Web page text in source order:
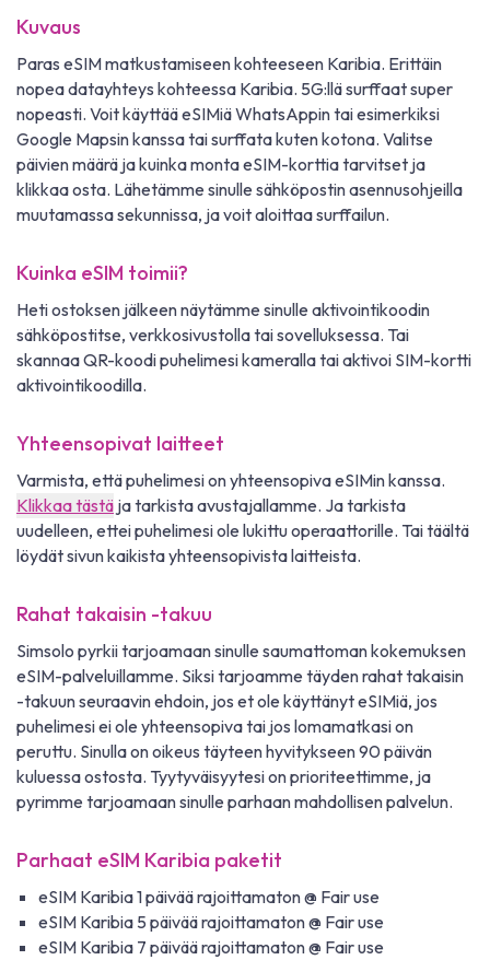
Kuvaus
Paras eSIM matkustamiseen kohteeseen Karibia. Erittäin
nopea datayhteys kohteessa Karibia. 5G:llä surffaat super
nopeasti. Voit käyttää eSIMiä WhatsAppin tai esimerkiksi
Google Mapsin kanssa tai surffata kuten kotona. Valitse
päivien määrä ja kuinka monta eSIM-korttia tarvitset ja
klikkaa osta. Lähetämme sinulle sähköpostin asennusohjeilla
muutamassa sekunnissa, ja voit aloittaa surffailun.
Kuinka eSIM toimii?
Heti ostoksen jälkeen näytämme sinulle aktivointikoodin
sähköpostitse, verkkosivustolla tai sovelluksessa. Tai
skannaa QR-koodi puhelimesi kameralla tai aktivoi SIM-kortti
aktivointikoodilla.
Yhteensopivat laitteet
Varmista, että puhelimesi on yhteensopiva eSIMin kanssa.
Klikkaa tästä ja tarkista avustajallamme. Ja tarkista
uudelleen, ettei puhelimesi ole lukittu operaattorille. Tai täältä
löydät sivun kaikista yhteensopivista laitteista.
Rahat takaisin -takuu
Simsolo pyrkii tarjoamaan sinulle saumattoman kokemuksen
eSIM-palveluillamme. Siksi tarjoamme täyden rahat takaisin
-takuun seuraavin ehdoin, jos et ole käyttänyt eSIMiä, jos
puhelimesi ei ole yhteensopiva tai jos lomamatkasi on
peruttu. Sinulla on oikeus täyteen hyvitykseen 90 päivän
kuluessa ostosta. Tyytyväisyytesi on prioriteettimme, ja
pyrimme tarjoamaan sinulle parhaan mahdollisen palvelun.
Parhaat eSIM Karibia paketit
eSIM Karibia 1 päivää rajoittamaton @ Fair use
eSIM Karibia 5 päivää rajoittamaton @ Fair use
eSIM Karibia 7 päivää rajoittamaton @ Fair use